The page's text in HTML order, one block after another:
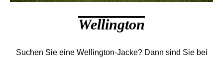
Wellington
Suchen Sie eine Wellington-Jacke? Dann sind Sie bei